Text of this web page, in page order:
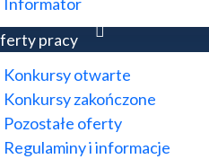
pracy
Konkursy otwarte
Konkursy zakończone
Pozostałe oferty
Regulaminy i informacje
PAN